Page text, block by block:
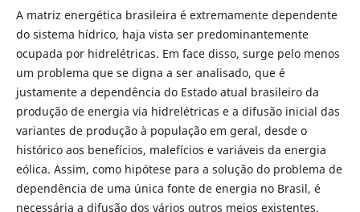
A matriz energética brasileira é extremamente dependente
do sistema hídrico, haja vista ser predominantemente
ocupada por hidrelétricas. Em face disso, surge pelo menos
um problema que se digna a ser analisado, que é
justamente a dependência do Estado atual brasileiro da
produção de energia via hidrelétricas e a difusão inicial das
variantes de produção à população em geral, desde o
histórico aos benefícios, malefícios e variáveis da energia
eólica. Assim, como hipótese para a solução do problema de
dependência de uma única fonte de energia no Brasil, é
necessária a difusão dos vários outros meios existentes,